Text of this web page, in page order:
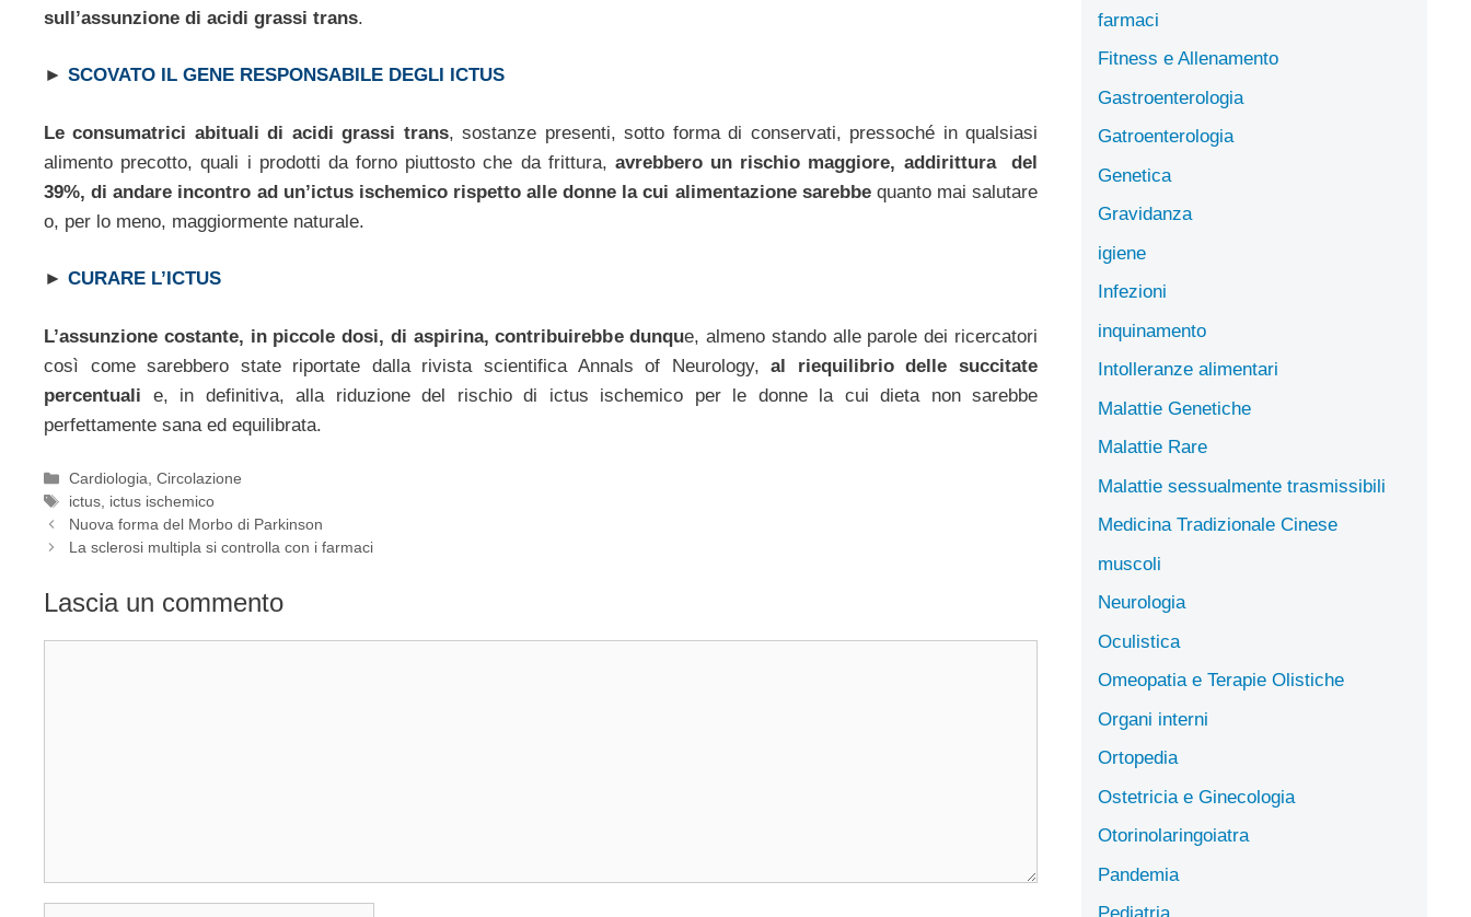
sull’assunzione di acidi grassi trans.
► SCOVATO IL GENE RESPONSABILE DEGLI ICTUS
Le consumatrici abituali di acidi grassi trans, sostanze presenti, sotto forma di conservati, pressoché in qualsiasi
alimento precotto, quali i prodotti da forno piuttosto che da frittura, avrebbero un rischio maggiore, addirittura del
39%, di andare incontro ad un’ictus ischemico rispetto alle donne la cui alimentazione sarebbequanto mai salutare
o, per lo meno, maggiormente naturale.
► CURARE L’ICTUS
L’assunzione costante, in piccole dosi, di aspirina, contribuirebbe dunque, almeno stando alle parole dei ricercatori
così come sarebbero state riportate dalla rivista scientifica Annals of Neurology,al riequilibrio delle succitate
percentuali e, in definitiva, alla riduzione del rischio di ictus ischemico per le donne la cui dieta non sarebbe
perfettamente sana ed equilibrata.
Categorie
Cardiologia,Circolazione
Tag
ictus, ictus ischemico
Nuova forma del Morbo di Parkinson
La sclerosi multipla si controlla con i farmaci
Lascia un commento
farmaci
Fitness e Allenamento
Gastroenterologia
Gatroenterologia
Genetica
Gravidanza
igiene
Infezioni
inquinamento
Intolleranze alimentari
Malattie Genetiche
Malattie Rare
Malattie sessualmente trasmissibili
Medicina Tradizionale Cinese
muscoli
Neurologia
Oculistica
Omeopatia e Terapie Olistiche
Organi interni
Ortopedia
Ostetricia e Ginecologia
Otorinolaringoiatra
Pandemia